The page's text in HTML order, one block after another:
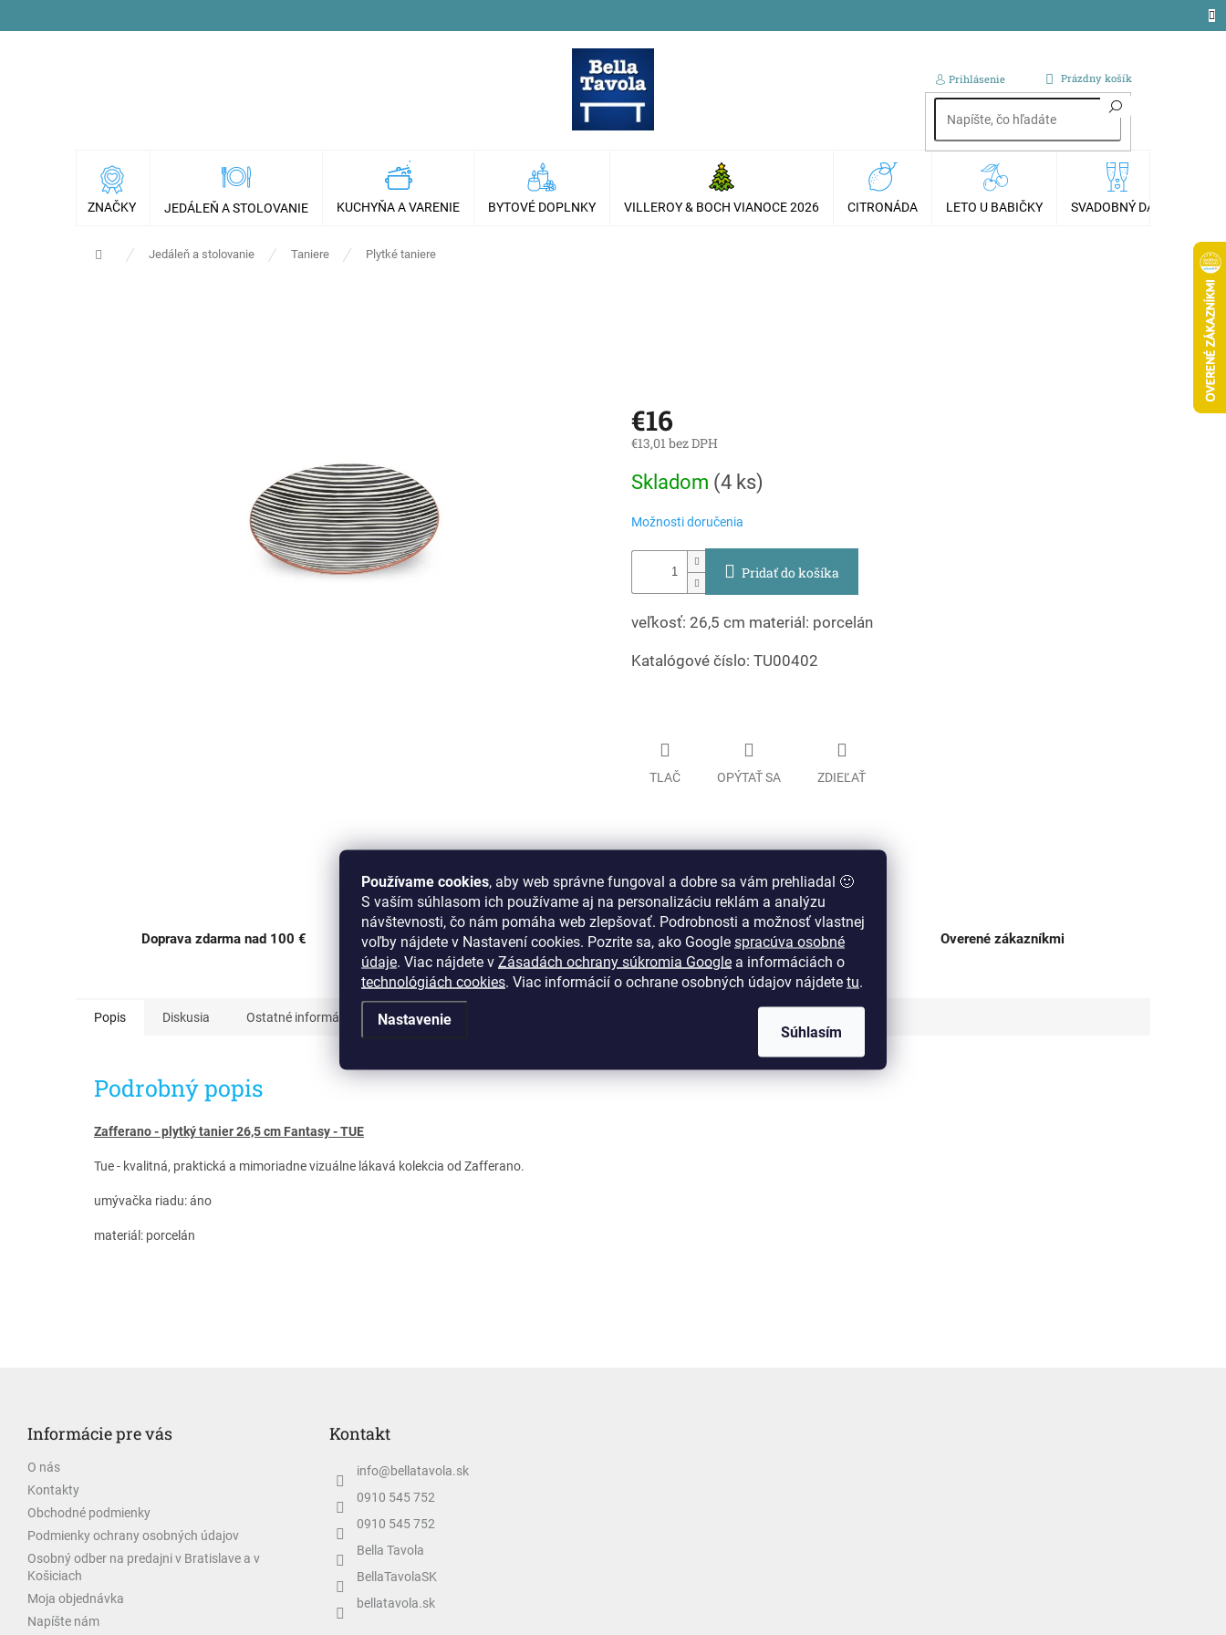
Používame cookies, aby web správne fungoval a dobre sa vám prehliadal 🙂
S vaším súhlasom ich používame aj na personalizáciu reklám a analýzu
návštevnosti, čo nám pomáha web zlepšovať. Podrobnosti a možnosť vlastnej
voľby nájdete v Nastavení cookies. Pozrite sa, ako Google spracúva osobné
údaje. Viac nájdete v Zásadách ochrany súkromia Google a informáciách o
technológiách cookies. Viac informácií o ochrane osobných údajov nájdete tu.
Nastavenie
Súhlasím
Prihlásenie
NÁKUPNÝ
KOŠÍK
Prázdny košík
ZNAČKY JEDÁLEŇ A STOLOVANIE KUCHYŇA A VARENIE BYTOVÉ DOPLNKY VILLEROY & BOCH VIANOCE 2026 CITRONÁDA LETO U BABIČKY SVADOBNÝ DAR
Domov Jedáleň a stolovanie Taniere Plytké taniere
€16
€13,01 bez DPH
cena:
Skladom (4 ks)
Možnosti doručenia
Pridať do košíka
veľkosť: 26,5 cm materiál: porcelán
Katalógové číslo: TU00402
TLAČ OPÝTAŤ SA ZDIEĽAŤ
Doprava zdarma nad 100 € 2 kamenné predajne
OC Avion Bratislava, OC Optima Košice
Osobný odber možný na predajni Overené zákazníkmi
Popis Diskusia Ostatné informácie
Podrobný popis
Zafferano - plytký tanier 26,5 cm Fantasy - TUE
Tue - kvalitná, praktická a mimoriadne vizuálne lákavá kolekcia od Zafferano.
umývačka riadu: áno
materiál: porcelán
Informácie pre vás
O nás
Kontakty
Obchodné podmienky
Podmienky ochrany osobných údajov
Osobný odber na predajni v Bratislave a v
Košiciach
Moja objednávka
Napíšte nám
Kontakt
info@bellatavola.sk
0910 545 752
0910 545 752
Bella Tavola
BellaTavolaSK
bellatavola.sk